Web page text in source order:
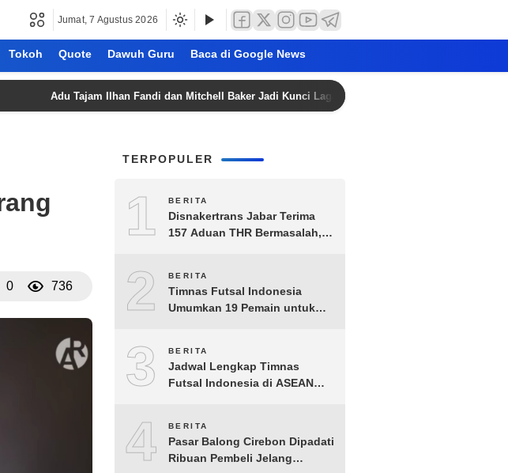
Jumat, 7 Agustus 2026
Tokoh Quote Dawuh Guru Baca di Google News
Adu Tajam Ilhan Fandi dan Mitchell Baker Jadi Kunci Laga Hidup-Mati Singapura vs Timnas
0 736
TERPOPULER
1 BERITA
Disnakertrans Jabar Terima
157 Aduan THR Bermasalah,
2 BERITA
Timnas Futsal Indonesia
Umumkan 19 Pemain untuk
3 BERITA
Jadwal Lengkap Timnas
Futsal Indonesia di ASEAN
4 BERITA
Pasar Balong Cirebon Dipadati
Ribuan Pembeli Jelang